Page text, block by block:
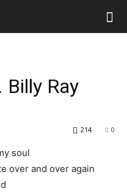
Billy Ray
0
214
soul
over and over again